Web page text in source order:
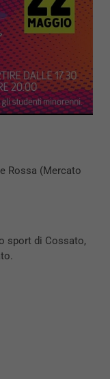
Rossa (Mercato
sport di Cossato,
.